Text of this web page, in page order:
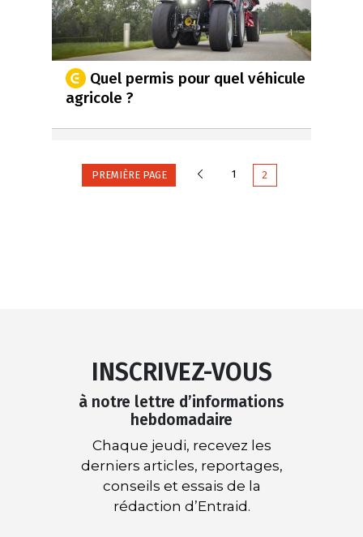
Quel permis pour quel véhicule
agricole ?
PREMIÈRE PAGE Précédente
1 2
INSCRIVEZ-VOUS
à notre lettre d’informations
hebdomadaire
Chaque jeudi, recevez les
derniers articles, reportages,
conseils et essais de la
rédaction d’Entraid.